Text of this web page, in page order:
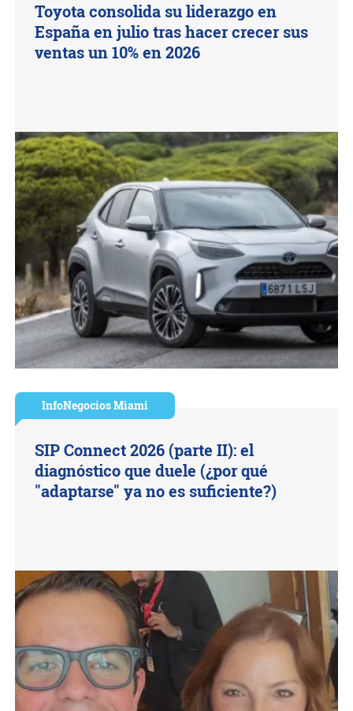
Toyota consolida su liderazgo en
España en julio tras hacer crecer sus
ventas un 10% en 2026
InfoNegocios Miami
SIP Connect 2026 (parte II): el
diagnóstico que duele (¿por qué
"adaptarse" ya no es suficiente?)